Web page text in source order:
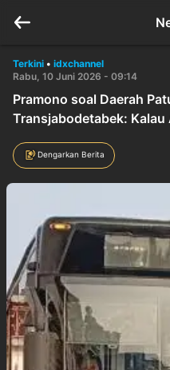
Terkini • idxchannel
Rabu, 10 Juni 2026 - 09:14
Pramono soal Daerah
Transjabodetabek:
Dengarkan Berita